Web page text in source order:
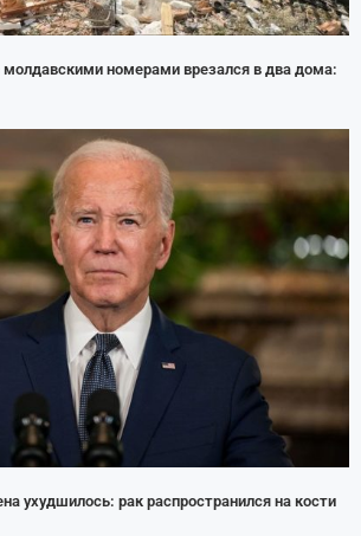
молдавскими номерами врезался в два дома:
ухудшилось: рак распространился на кости